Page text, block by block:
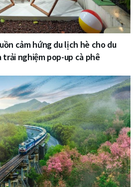
cảm hứng du lịch hè cho du
nghiệm pop-up cà phê